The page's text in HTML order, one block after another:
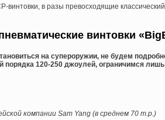
винтовки, в разы превосходящие
винтовки «
на супероружии, не будем
порядка 120-250 джоулей, ограничимся
компании Sam Yang (в среднем 70 т.р.)